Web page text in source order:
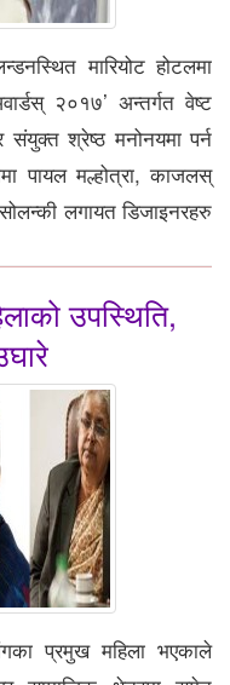
मारियोट होटलमा
२०१७’ अन्तर्गत वेष्ट
संयुक्त श्रेष्ठ मनोनयमा पर्न
पायल मल्होत्रा, काजलस्
लगायत डिजाइनरहरु
उपस्थिति,
प्रमुख महिला भएकाले